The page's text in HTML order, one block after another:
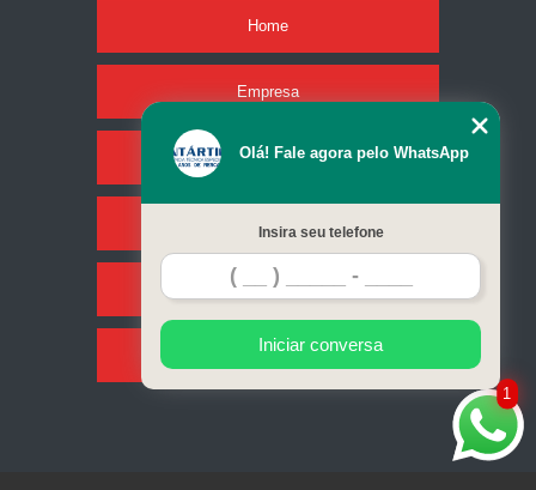
Home
Empresa
Missão
Serviços
Contato
Mapa do site
1
Olá! Fale agora pelo WhatsApp
Insira seu telefone
Iniciar conversa